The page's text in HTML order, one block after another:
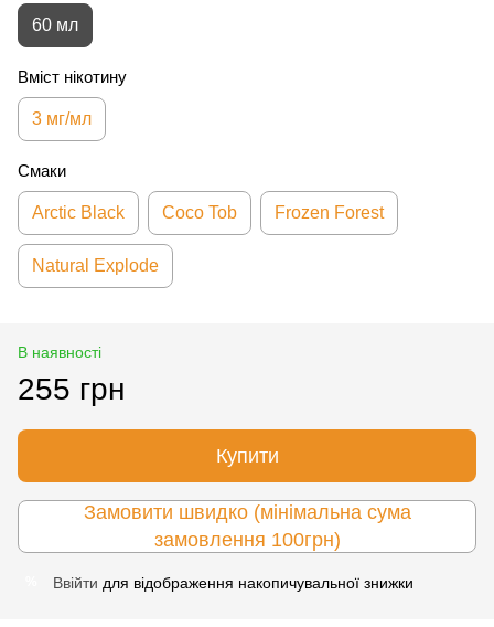
60 мл
Вміст нікотину
3 мг/мл
Смаки
Arctic Black Coco Tob Frozen Forest
Natural Explode
В наявності
255 грн
Купити
Замовити швидко (мінімальна сума
замовлення 100грн)
Ввійти для відображення накопичувальної знижки